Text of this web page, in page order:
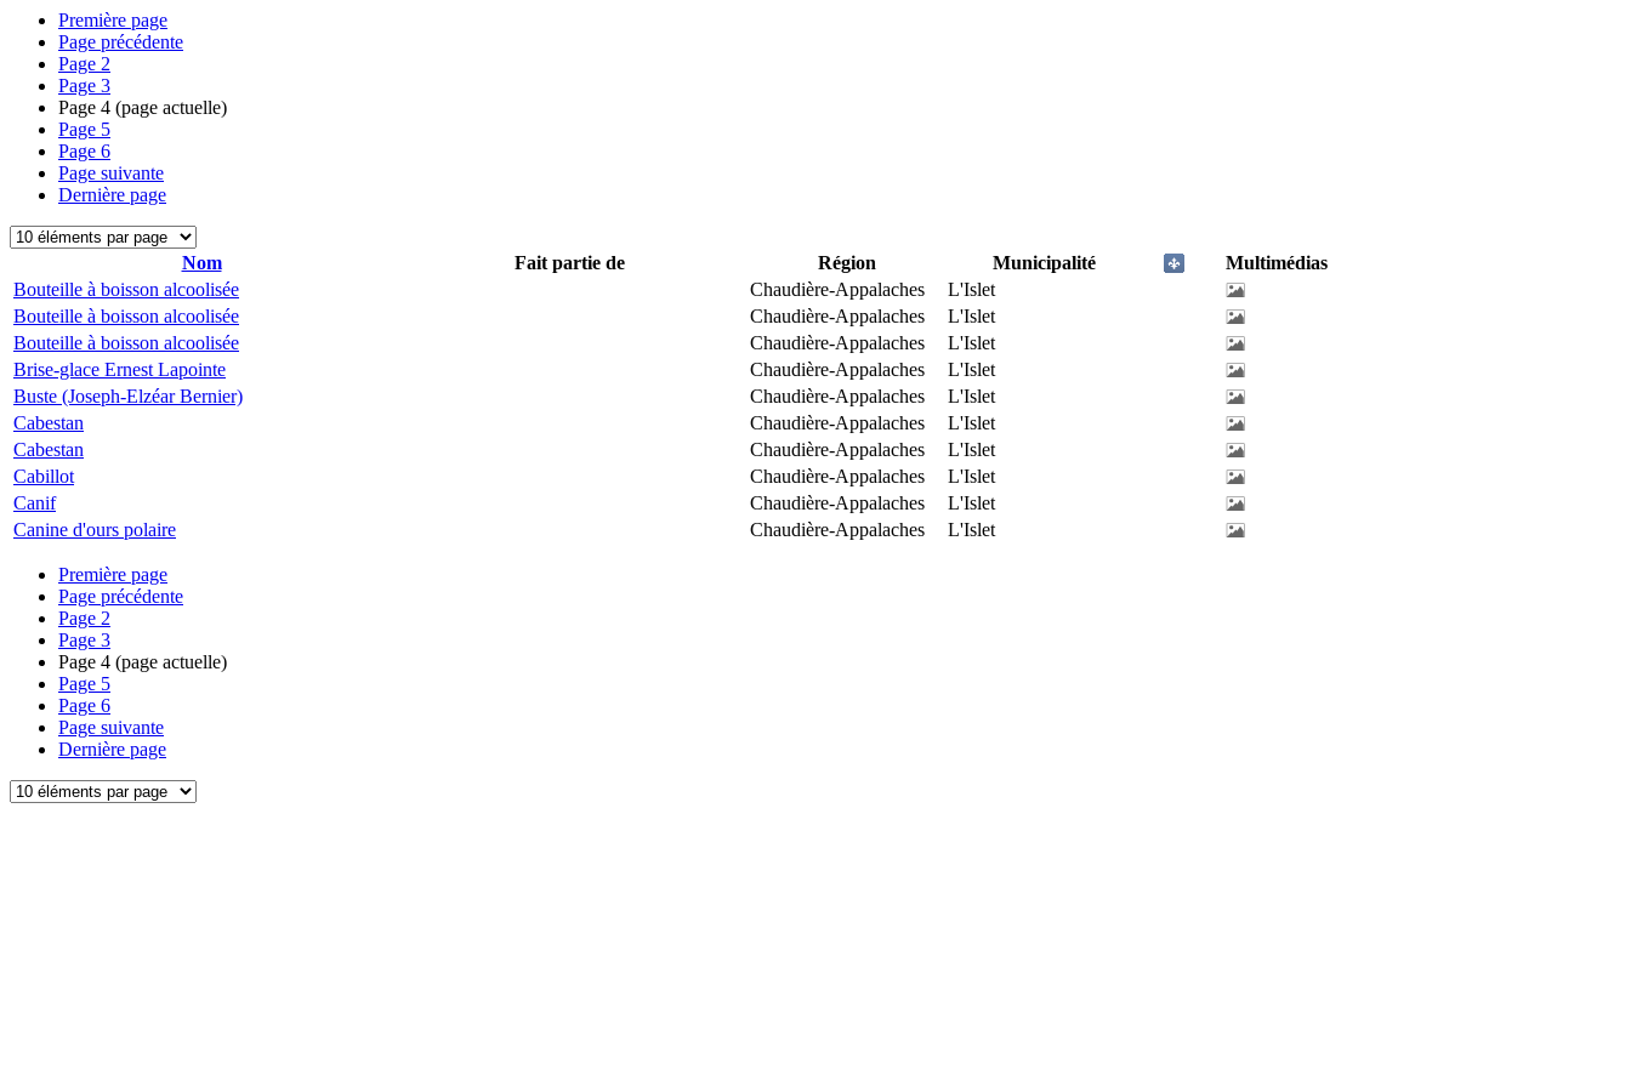
Première page
Page précédente
Page 2
Page 3
Page 4 (page actuelle)
Page 5
Page 6
Page suivante
Dernière page
Nom Fait partie de Région Municipalité
Multimédias
Bouteille à boisson alcoolisée
Chaudière-Appalaches
L'Islet
Bouteille à boisson alcoolisée
Chaudière-Appalaches
L'Islet
Bouteille à boisson alcoolisée
Chaudière-Appalaches
L'Islet
Brise-glace Ernest Lapointe
Chaudière-Appalaches
L'Islet
Buste (Joseph-Elzéar Bernier)
Chaudière-Appalaches
L'Islet
Cabestan
Chaudière-Appalaches
L'Islet
Cabestan
Chaudière-Appalaches
L'Islet
Cabillot
Chaudière-Appalaches
L'Islet
Canif
Chaudière-Appalaches
L'Islet
Canine d'ours polaire
Chaudière-Appalaches L'Islet
Première page
Page précédente
Page 2
Page 3
Page 4 (page actuelle)
Page 5
Page 6
Page suivante
Dernière page